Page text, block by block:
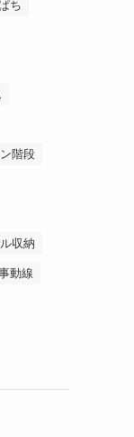
ち
階段
収納
動線